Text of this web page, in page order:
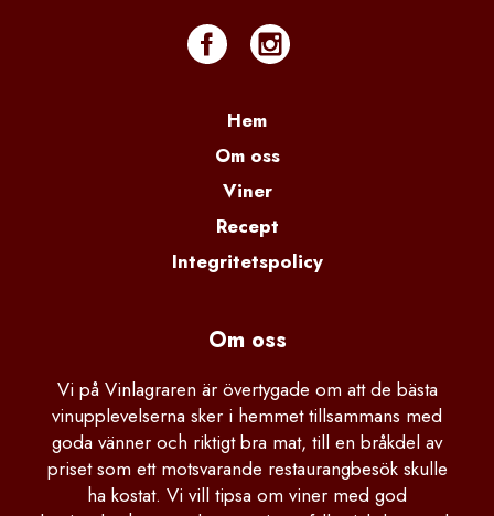
Hem
Om oss
Viner
Recept
Integritetspolicy
Om oss
Vi på Vinlagraren är övertygade om att de bästa
vinupplevelserna sker i hemmet tillsammans med
goda vänner och riktigt bra mat, till en bråkdel av
priset som ett motsvarande restaurangbesök skulle
ha kostat. Vi vill tipsa om viner med god